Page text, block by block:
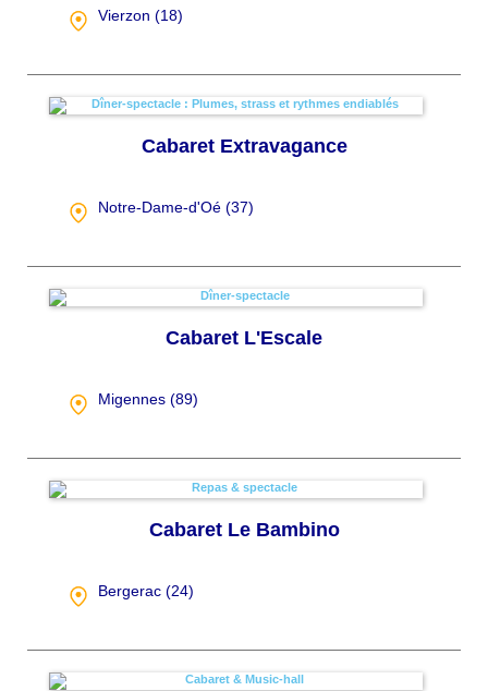
Vierzon (18)
Cabaret Extravagance
Notre-Dame-d'Oé (37)
Cabaret L'Escale
Migennes (89)
Cabaret Le Bambino
Bergerac (24)